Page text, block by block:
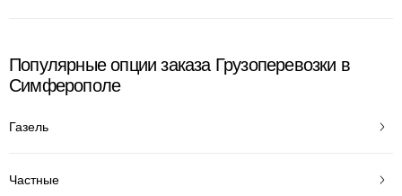
Популярные опции заказа Грузоперевозки в
Симферополе
Газель
Частные